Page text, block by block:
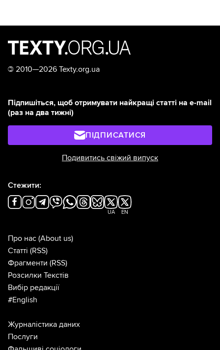
© 2010—2026 Texty.org.ua
Підпишіться, щоб отримувати найкращі статті на e-mail
(раз на два тижні)
ПІДПИСАТИСЯ
Подивитись свіжий випуск
Стежити:
UA EN
Про нас (About us)
Статті (RSS)
Фрагменти (RSS)
Розсилки Текстів
Вибір редакції
#English
Журналістика даних
Послуги